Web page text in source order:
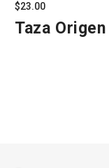
$23.00
Taza